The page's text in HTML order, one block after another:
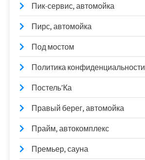
Пик-сервис, автомойка
Пирс, автомойка
Под мостом
Политика конфиденциальности
Постель’Ка
Правый берег, автомойка
Прайм, автокомплекс
Премьер, сауна